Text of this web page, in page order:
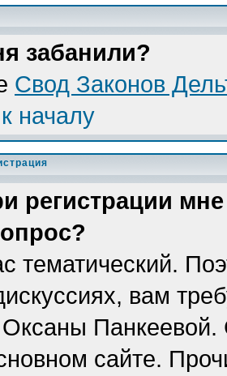
забанили?
Свод Законов
началу
регистрации
тематический.
вам
Оксаны
сайте.